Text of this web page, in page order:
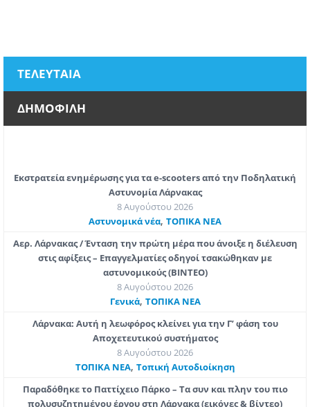
ΤΕΛΕΥΤΑΙΑ
ΔΗΜΟΦΙΛΗ
Εκστρατεία ενημέρωσης για τα e-scooters από την Ποδηλατική
Αστυνομία Λάρνακας
8 Αυγούστου 2026
Aστυνομικά νέα, ΤΟΠΙΚΑ ΝΕΑ
Αερ. Λάρνακας / Ένταση την πρώτη μέρα που άνοιξε η διέλευση
στις αφίξεις – Επαγγελματίες οδηγοί τσακώθηκαν με
αστυνομικούς (ΒΙΝΤΕΟ)
8 Αυγούστου 2026
Γενικά, ΤΟΠΙΚΑ ΝΕΑ
Λάρνακα: Αυτή η λεωφόρος κλείνει για την Γ’ φάση του
Αποχετευτικού συστήματος
8 Αυγούστου 2026
ΤΟΠΙΚΑ ΝΕΑ, Τοπική Αυτοδιοίκηση
Παραδόθηκε το Παττίχειο Πάρκο – Τα συν και πλην του πιο
πολυσυζητημένου έργου στη Λάρνακα (εικόνες & βίντεο)